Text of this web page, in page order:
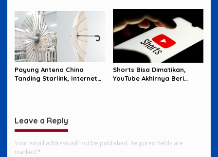
Payung Antena China
Tanding Starlink, Internet
Shorts Bisa Dimatikan,
YouTube Akhirnya Beri
Leave a Reply
Your email address will not be published. Required fields are
marked *